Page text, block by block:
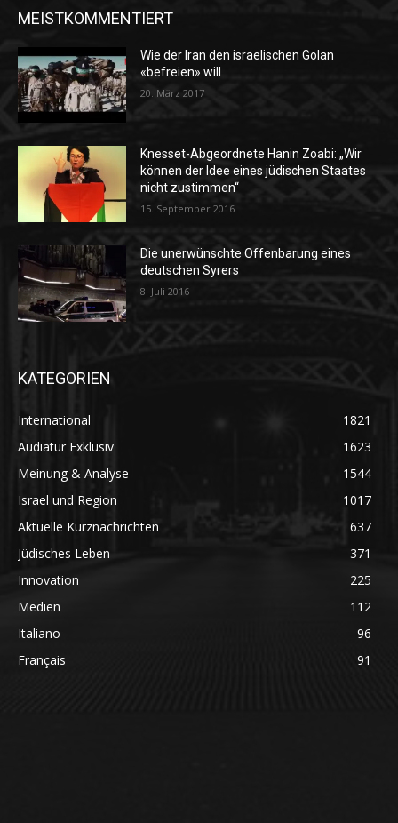
MEISTKOMMENTIERT
Wie der Iran den israelischen Golan
«befreien» will
20. März 2017
Knesset-Abgeordnete Hanin Zoabi: „Wir
können der Idee eines jüdischen Staates
nicht zustimmen“
15. September 2016
Die unerwünschte Offenbarung eines
deutschen Syrers
8. Juli 2016
KATEGORIEN
International
1821
Audiatur Exklusiv
1623
Meinung & Analyse
1544
Israel und Region
1017
Aktuelle Kurznachrichten
637
Jüdisches Leben
371
Innovation
225
Medien
112
Italiano
96
Français
91